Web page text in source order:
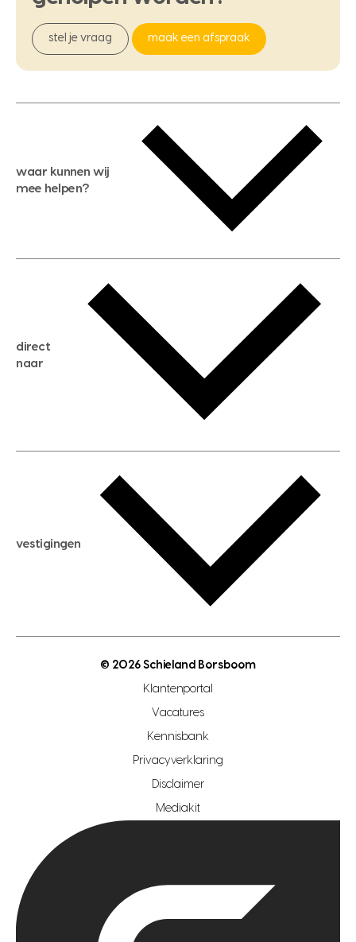
stel je vraag maak een afspraak
waar kunnen wij
mee helpen?
gratis zoekservice
huis verkopen
huis kopen
aankoopadvies
verkoopadvies
direct
naar
hypotheek berekenen
maximale hypotheek berekenen
hypotheek bespaarcheck
gratis zoekprofiel aanmaken
open woningwaarde dag
vestigingen
makelaar regio zoetermeer
hypotheekshop regio den haag
hypotheekshop regio rotterdam
© 2026 Schieland Borsboom
Klantenportal
Vacatures
Kennisbank
Privacyverklaring
Disclaimer
Mediakit